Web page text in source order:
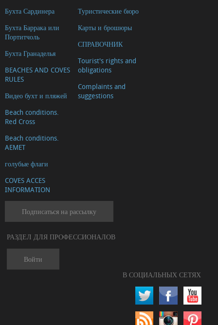
Бухта Сардинера
Бухта Баррака или
Портитчоль
Бухта Гранаделья
BEACHES AND COVES
RULES
Видео бухт и пляжей
Beach conditions.
Red Cross
Beach conditions.
AEMET
голубые флаги
COVES ACCES
INFORMATION
Туристические бюро
Карты и брошюры
СПРАВОЧНИК
Tourist's rights and
obligations
Complaints and
suggestions
Подписаться на рассылку
РАЗДЕЛ ДЛЯ ПРОФЕССИОНАЛОВ
Войти
В СОЦИАЛЬНЫХ СЕТЯХ